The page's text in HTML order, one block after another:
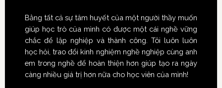
Bằng tất cả sự tâm huyết của một người thầy muốn
giúp học trò của mình có được một cái nghề vững
chắc để lập nghiệp và thành công. Tôi luôn luôn
học hỏi, trao đổi kinh nghiệm nghề nghiệp cùng anh
em trong nghề để hoàn thiện hơn giúp tạo ra ngày
càng nhiều giá trị hơn nữa cho học viên của mình!